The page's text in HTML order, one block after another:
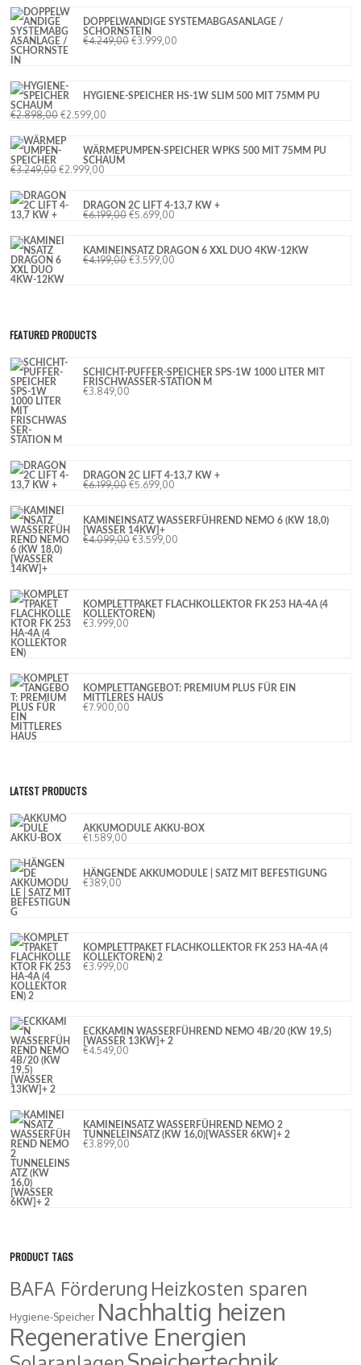
DOPPELWANDIGE SYSTEMABGASANLAGE /
SCHORNSTEIN
€4.249,00 €3.999,00
HYGIENE-SPEICHER HS-1W SLIM 500 MIT 75MM PU
SCHAUM
€2.898,00 €2.599,00
WÄRMEPUMPEN-SPEICHER WPKS 500 MIT 75MM PU
SCHAUM
€3.249,00 €2.999,00
DRAGON 2C LIFT 4-13,7 KW +
€6.199,00 €5.699,00
KAMINEINSATZ DRAGON 6 XXL DUO 4KW-12KW
€4.199,00 €3.599,00
FEATURED PRODUCTS
SCHICHT-PUFFER-SPEICHER SPS-1W 1000 LITER MIT
FRISCHWASSER-STATION M
€3.849,00
DRAGON 2C LIFT 4-13,7 KW +
€6.199,00 €5.699,00
KAMINEINSATZ WASSERFÜHREND NEMO 6 (KW 18,0)
[WASSER 14KW]+
€4.099,00 €3.599,00
KOMPLETTPAKET FLACHKOLLEKTOR FK 253 HA-4A (4
KOLLEKTOREN)
€3.999,00
KOMPLETTANGEBOT: PREMIUM PLUS FÜR EIN
MITTLERES HAUS
€7.900,00
LATEST PRODUCTS
AKKUMODULE AKKU-BOX
€1.589,00
HÄNGENDE AKKUMODULE | SATZ MIT BEFESTIGUNG
€389,00
KOMPLETTPAKET FLACHKOLLEKTOR FK 253 HA-4A (4
KOLLEKTOREN) 2
€3.999,00
ECKKAMIN WASSERFÜHREND NEMO 4B/20 (KW 19,5)
[WASSER 13KW]+ 2
€4.549,00
KAMINEINSATZ WASSERFÜHREND NEMO 2
TUNNELEINSATZ (KW 16,0)[WASSER 6KW]+ 2
€3.899,00
PRODUCT TAGS
BAFA Förderung Heizkosten sparen
Hygiene-Speicher Nachhaltig heizen
Regenerative Energien